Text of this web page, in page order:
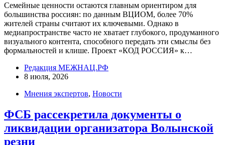
Семейные ценности остаются главным ориентиром для
большинства россиян: по данным ВЦИОМ, более 70%
жителей страны считают их ключевыми. Однако в
медиапространстве часто не хватает глубокого, продуманного
визуального контента, способного передать эти смыслы без
формальностей и клише. Проект «КОД РОССИЯ» к…
Редакция МЕЖНАЦ.РФ
8 июля, 2026
Мнения экспертов, Новости
ФСБ рассекретила документы о
ликвидации организатора Волынской
резни